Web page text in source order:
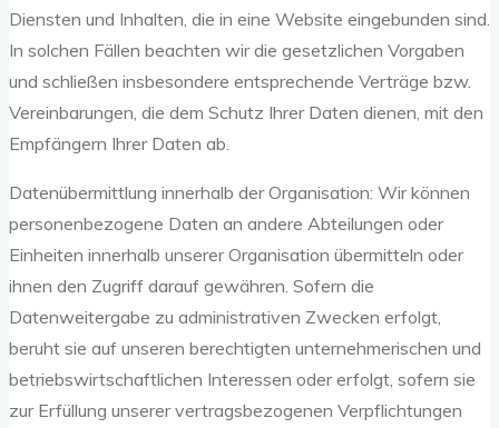
Diensten und Inhalten, die in eine Website eingebunden sind.
In solchen Fällen beachten wir die gesetzlichen Vorgaben
und schließen insbesondere entsprechende Verträge bzw.
Vereinbarungen, die dem Schutz Ihrer Daten dienen, mit den
Empfängern Ihrer Daten ab.
Datenübermittlung innerhalb der Organisation: Wir können
personenbezogene Daten an andere Abteilungen oder
Einheiten innerhalb unserer Organisation übermitteln oder
ihnen den Zugriff darauf gewähren. Sofern die
Datenweitergabe zu administrativen Zwecken erfolgt,
beruht sie auf unseren berechtigten unternehmerischen und
betriebswirtschaftlichen Interessen oder erfolgt, sofern sie
zur Erfüllung unserer vertragsbezogenen Verpflichtungen